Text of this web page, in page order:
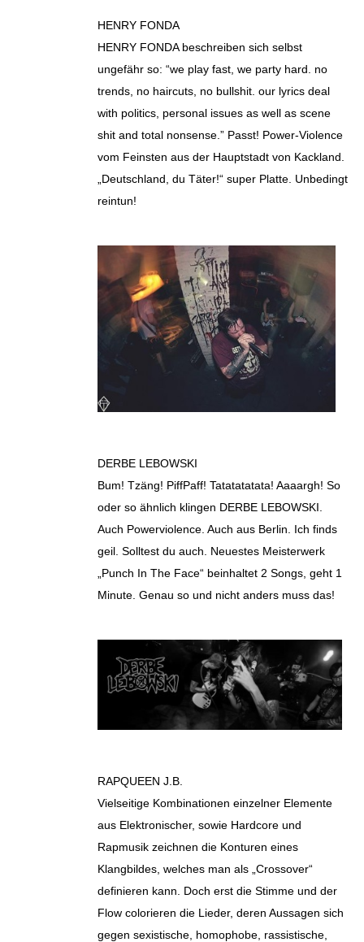
HENRY FONDA
HENRY FONDA beschreiben sich selbst
ungefähr so: “we play fast, we party hard. no
trends, no haircuts, no bullshit. our lyrics deal
with politics, personal issues as well as scene
shit and total nonsense.” Passt! Power-Violence
vom Feinsten aus der Hauptstadt von Kackland.
„Deutschland, du Täter!“ super Platte. Unbedingt
reintun!
DERBE LEBOWSKI
Bum! Tzäng! PiffPaff! Tatatatatata! Aaaargh! So
oder so ähnlich klingen DERBE LEBOWSKI.
Auch Powerviolence. Auch aus Berlin. Ich finds
geil. Solltest du auch. Neuestes Meisterwerk
„Punch In The Face“ beinhaltet 2 Songs, geht 1
Minute. Genau so und nicht anders muss das!
RAPQUEEN J.B.
Vielseitige Kombinationen einzelner Elemente
aus Elektronischer, sowie Hardcore und
Rapmusik zeichnen die Konturen eines
Klangbildes, welches man als „Crossover“
definieren kann. Doch erst die Stimme und der
Flow colorieren die Lieder, deren Aussagen sich
gegen sexistische, homophobe, rassistische,